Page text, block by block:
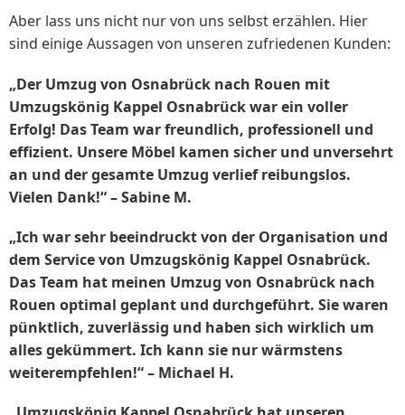
Aber lass uns nicht nur von uns selbst erzählen. Hier
sind einige Aussagen von unseren zufriedenen Kunden:
„Der Umzug von Osnabrück nach Rouen mit
Umzugskönig Kappel Osnabrück war ein voller
Erfolg! Das Team war freundlich, professionell und
effizient. Unsere Möbel kamen sicher und unversehrt
an und der gesamte Umzug verlief reibungslos.
Vielen Dank!“ – Sabine M.
„Ich war sehr beeindruckt von der Organisation und
dem Service von Umzugskönig Kappel Osnabrück.
Das Team hat meinen Umzug von Osnabrück nach
Rouen optimal geplant und durchgeführt. Sie waren
pünktlich, zuverlässig und haben sich wirklich um
alles gekümmert. Ich kann sie nur wärmstens
weiterempfehlen!“ – Michael H.